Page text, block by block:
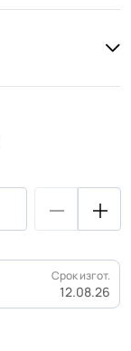
Срок изгот.
12.08.26